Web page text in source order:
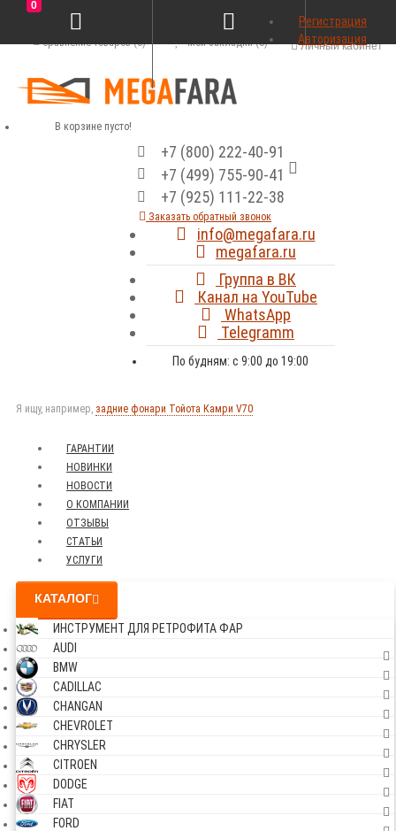
Личный кабинет
Мои закладки (0)
Сравнение товаров (0)
+7 (800) 222-40-91
+7 (499) 755-90-41
+7 (925) 111-22-38
Заказать обратный звонок
info@megafara.ru
megafara.ru
Группа в ВК
Канал на YouTube
WhatsApp
Telegramm
По будням: с 9:00 до 19:00
Я ищу, например, задние фонари Тойота Камри V70
Регистрация
Авторизация
0
В корзине пусто!
ГАРАНТИИ
НОВИНКИ
НОВОСТИ
О КОМПАНИИ
ОТЗЫВЫ
СТАТЬИ
УСЛУГИ
КАТАЛОГ
ИНСТРУМЕНТ ДЛЯ РЕТРОФИТА ФАР
AUDI
BMW
CADILLAC
CHANGAN
CHEVROLET
CHRYSLER
CITROEN
DODGE
FIAT
FORD